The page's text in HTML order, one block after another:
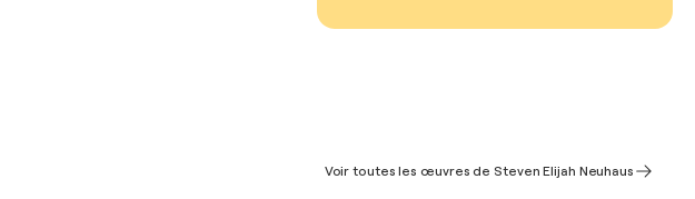
Voir toutes les œuvres de Steven Elijah Neuhaus